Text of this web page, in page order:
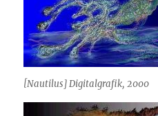
[Nautilus] Digitalgrafik, 2000